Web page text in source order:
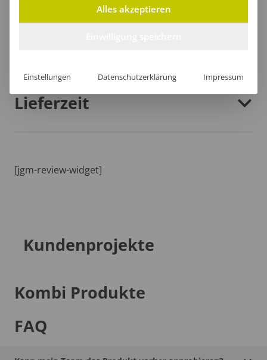
Lieferzeit
[jgm-review-widget]
Kundenprojekte
Kombi Produkte
FAQ
Alles akzeptieren
Einstellungen Datenschutzerklärung Impressum